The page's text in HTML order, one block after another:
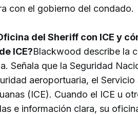
con el gobierno del condado.
del Sheriff con ICE y
ICE?Blackwood describe la
Señala que la Seguridad
aeroportuaria, el
(ICE). Cuando el ICE u
e información clara, su